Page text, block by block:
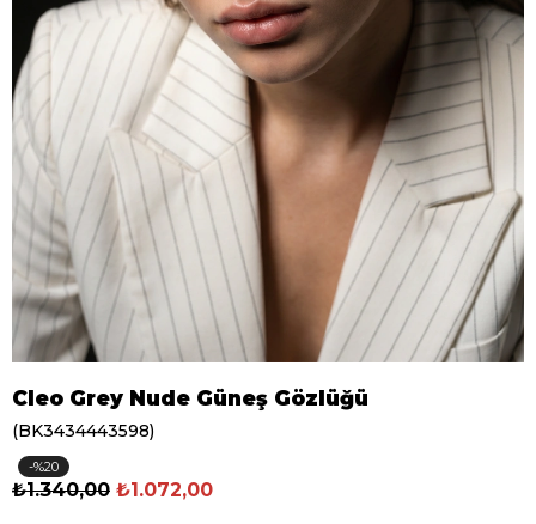
Cleo Grey Nude Güneş Gözlüğü
(BK3434443598)
20
₺1.340,00 ₺1.072,00